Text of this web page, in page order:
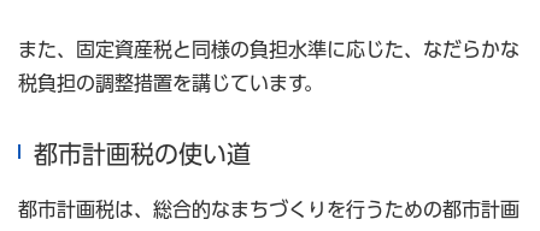
また、固定資産税と同様の負担水準に応じた、なだらかな
税負担の調整措置を講じています。
都市計画税の使い道
都市計画税は、総合的なまちづくりを行うための都市計画